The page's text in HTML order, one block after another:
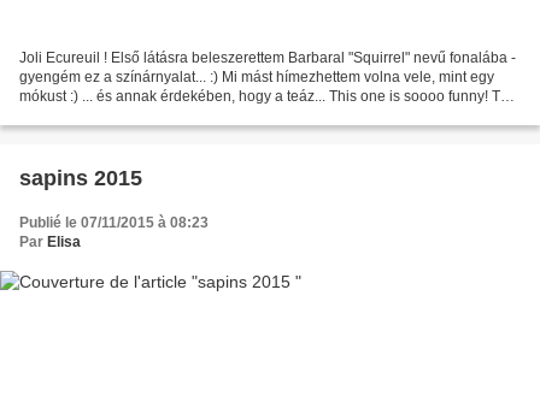
Joli Ecureuil ! Első látásra beleszerettem Barbaral "Squirrel" nevű fonalába -
gyengém ez a színárnyalat... :) Mi mást hímezhettem volna vele, mint egy
mókust :) ... és annak érdekében, hogy a teáz... This one is soooo funny! This
sapins 2015
Publié le 07/11/2015 à 08:23
Par Elisa